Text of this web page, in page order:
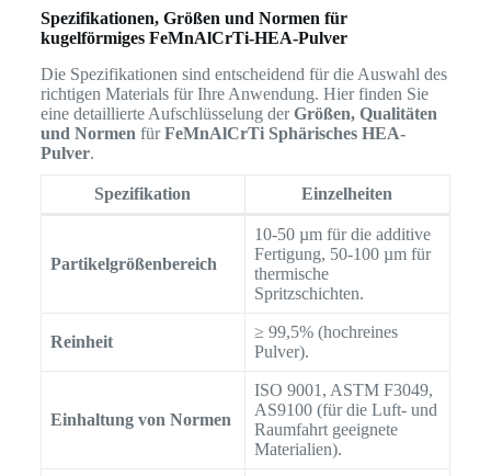
Spezifikationen, Größen und Normen für
kugelförmiges FeMnAlCrTi-HEA-Pulver
Die Spezifikationen sind entscheidend für die Auswahl des
richtigen Materials für Ihre Anwendung. Hier finden Sie
eine detaillierte Aufschlüsselung derGrößen, Qualitäten
und Normen fürFeMnAlCrTi Sphärisches HEA-
Pulver.
Spezifikation Einzelheiten
Partikelgrößenbereich
10-50 µm für die additive
Fertigung, 50-100 µm für
thermische
Spritzschichten.
Reinheit
≥ 99,5% (hochreines
Pulver).
Einhaltung von Normen
ISO 9001, ASTM F3049,
AS9100 (für die Luft- und
Raumfahrt geeignete
Materialien).